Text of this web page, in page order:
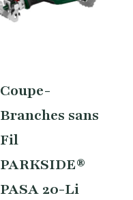
Coupe-
Branches sans
Fil
PARKSIDE®
PASA 20-Li